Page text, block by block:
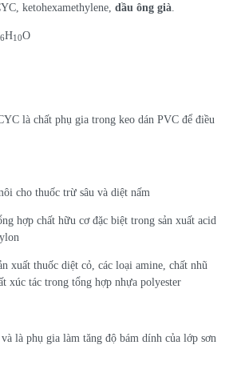
ketohexamethylene, dầu ông già
6H10O
là chất phụ gia trong keo dán PVC để điều
thuốc trừ sâu và diệt nấm
chất hữu cơ đặc biệt trong sản xuất acid
thuốc diệt cỏ, các loại amine, chất nhũ
xúc tác trong tổng hợp nhựa polyester
là phụ gia làm tăng độ bám dính của lớp sơn